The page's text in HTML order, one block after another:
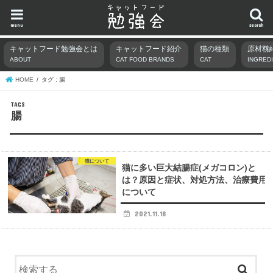
search
menu
キャットフード勉強会とは
ABOUT
キャットフード紹介
CAT FOOD BRANDS
猫の種類
CAT
原材料
HOME タグ : 腸
腸
猫について
猫に多い巨大結腸症(メガコロン)と
は？原因と症状、対処方法、治療費用
について
2021.11.18